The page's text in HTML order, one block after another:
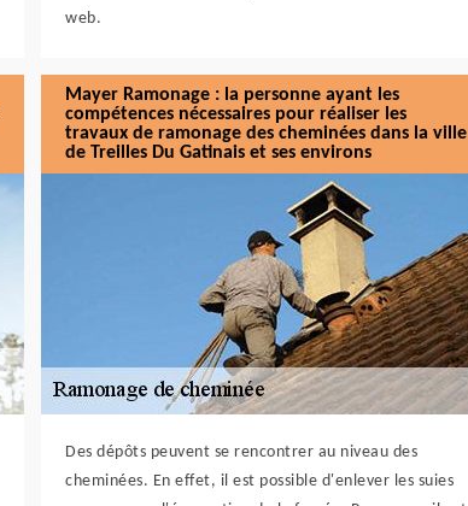
web.
Mayer Ramonage : la personne ayant les
compétences nécessaires pour réaliser les
travaux de ramonage des cheminées dans la ville
de Treilles Du Gatinais et ses environs
Des dépôts peuvent se rencontrer au niveau des
cheminées. En effet, il est possible d'enlever les suies